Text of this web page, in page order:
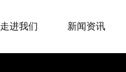
走进我们 新闻资讯